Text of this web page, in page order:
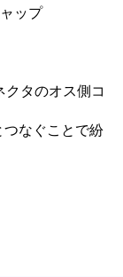
ップ
クタのオス側コ
なぐことで紛